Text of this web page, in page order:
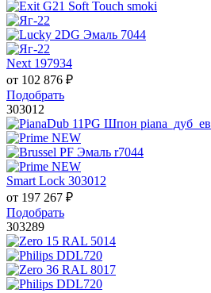
Next 197934
от 102 876 ₽
Подобрать
303012
Smart Lock 303012
от 197 267 ₽
Подобрать
303289